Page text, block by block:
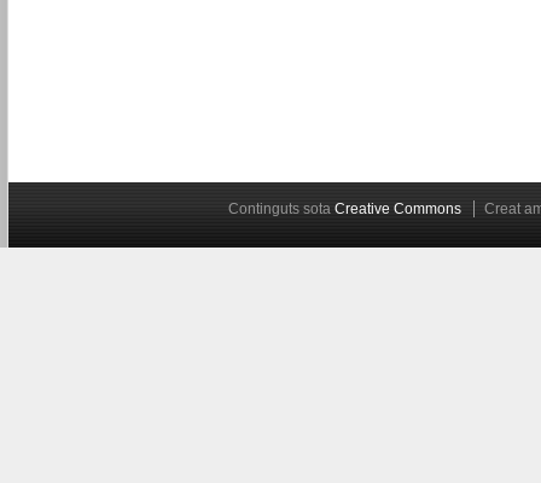
Continguts sotaCreative Commons Creat